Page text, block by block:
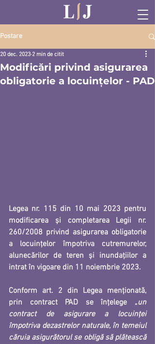
Postare
Modificări privind asigurarea
obligatorie a locuințelor - PAD
20 dec. 2023 2 min de citit
Legea nr. 115 din 10 mai 2023 pentru
modificarea și completarea Legii nr.
260/2008 privind asigurarea obligatorie
a locuințelor împotriva cutremurelor,
alunecărilor de teren și inundațiilor a
intrat în vigoare din 11 noiembrie 2023.
Conform art. 2 din Legea menționată,
prin contract PAD se înțelege „un
contract de asigurare a locuinţei
împotriva dezastrelor naturale, în temeiul
căruia asigurătorul se obligă să plătească